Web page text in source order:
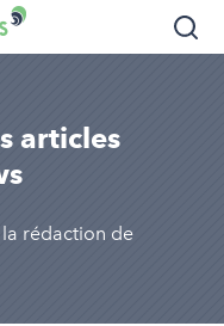
articles
rédaction de